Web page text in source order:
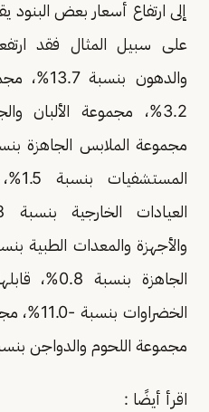
إلى ارتفاع أسعار بعض البنود
على سبيل المثال فقد
والدهون
الجاهزة
مجموعة اللحوم والدواجن بنسبة
اقرأ أيضًا :